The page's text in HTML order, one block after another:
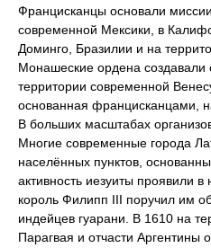
Францисканцы основали
современной Мексики, в
Доминго, Бразилии и на
Монашеские ордена
территории современной
основанная францисканцами,
В больших масштабах
Многие современные города
населённых пунктов,
активность иезуиты проявили
король Филипп III поручил им
индейцев гуарани. В 1610 на
Парагвая и отчасти Аргентины